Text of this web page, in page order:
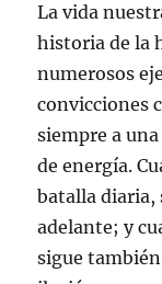
La vida
historia de la
numerosos
convicciones
siempre a
de energía.
batalla diaria,
adelante; y
sigue